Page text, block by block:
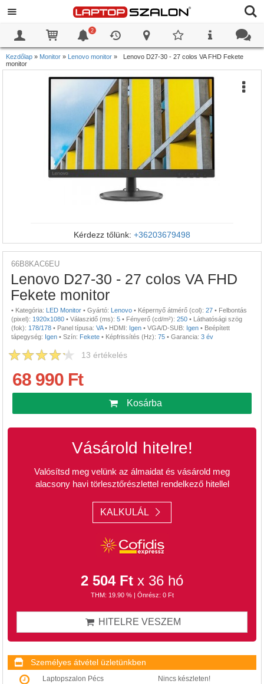
2
Kezdőlap » Monitor » Lenovo monitor »
Lenovo D27-30 - 27 colos VA FHD Fekete
monitor
Kérdezz tőlünk: +36203679498
66B8KAC6EU
Lenovo D27-30 - 27 colos VA FHD
Fekete monitor
• Kategória: LED Monitor • Gyártó: Lenovo • Képernyő átmérő (col): 27 • Felbontás
(pixel): 1920x1080 • Válaszidő (ms): 5 • Fényerő (cd/m²): 250 • Láthatósági szög
(fok): 178/178 • Panel típusa: VA • HDMI: Igen • VGA/D-SUB: Igen • Beépített
tápegység: Igen • Szín: Fekete • Képfrissítés (Hz): 75 • Garancia: 3 év
13 értékelés
68 990 Ft
Kosárba
Vásárold hitelre!
Valósítsd meg velünk az álmaidat és vásárold meg
alacsony havi törlesztőrészlettel rendelkező hitellel
KALKULÁL
2 504 Ft x 36 hó
THM: 19.90 % | Önrész: 0 Ft
HITELRE VESZEM
Személyes átvétel üzletünkben
Laptopszalon Pécs Nincs készleten!
0
0